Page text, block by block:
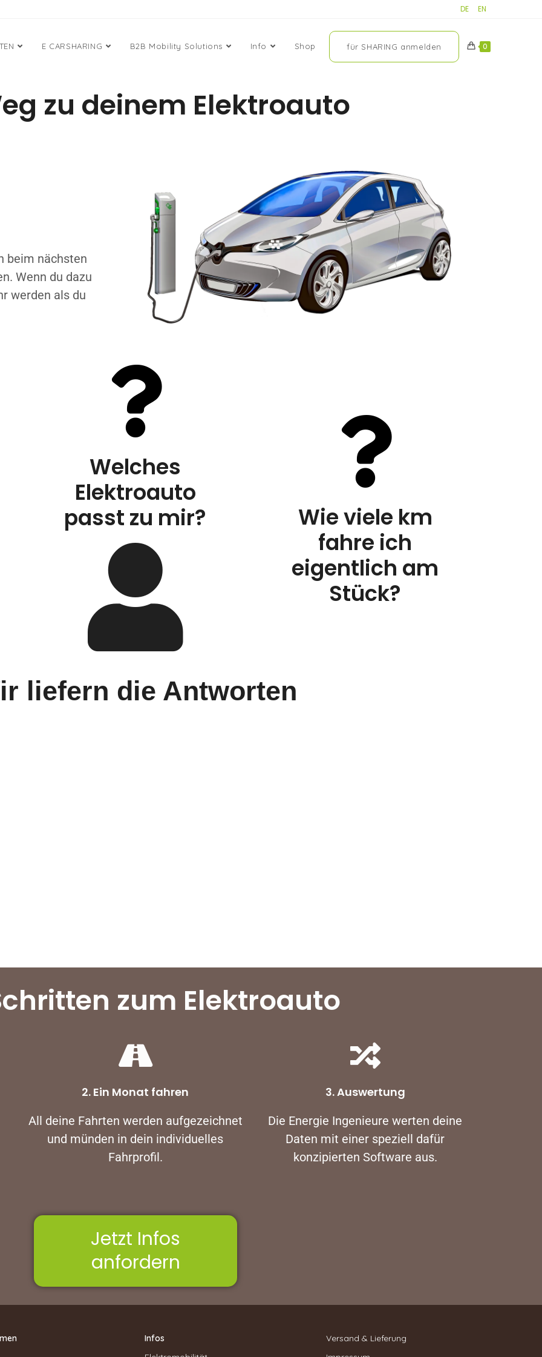
DE EN
E CARSHARING B2B Mobility Solutions Info Shop für SHARING anmelden 0
zu deinem Elektroauto
beim nächsten
Wenn du dazu
werden als du
Welches
Elektroauto
passt zu mir?
Wie viele km
fahre ich
eigentlich am
Stück?
liefern die Antworten
zum Elektroauto
2. Ein Monat fahren
All deine Fahrten werden aufgezeichnet
und münden in dein individuelles
Fahrprofil.
3. Auswertung
Die Energie Ingenieure werten deine
Daten mit einer speziell dafür
konzipierten Software aus.
Jetzt Infos
anfordern
Infos
Versand & Lieferung